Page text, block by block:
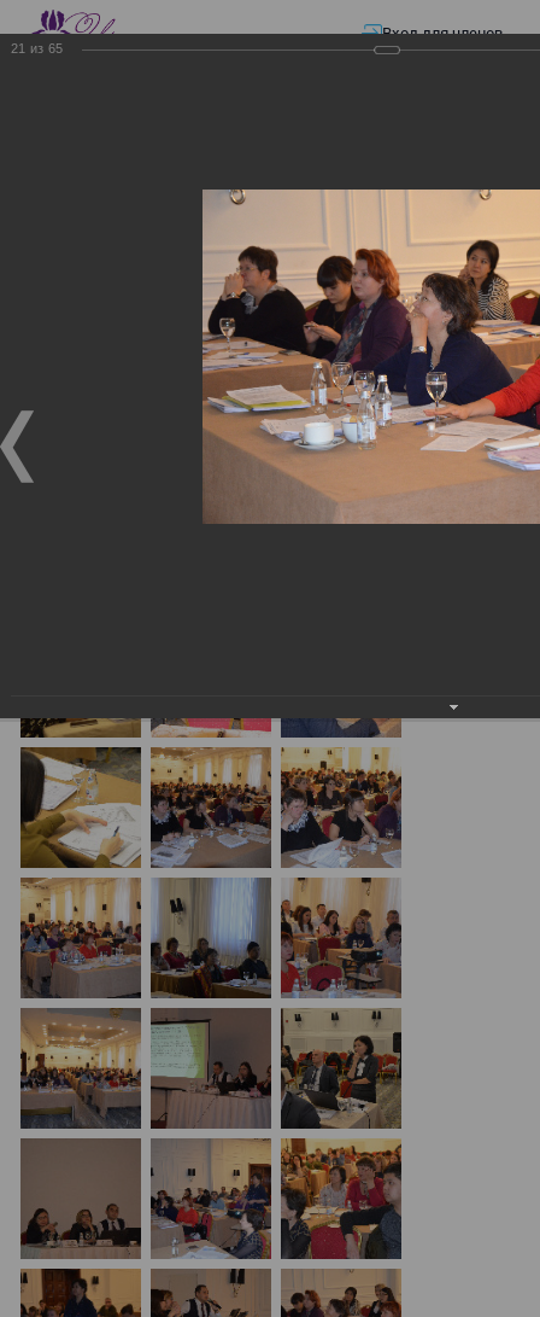
Вход для членов
Электронные счета-фактуры
Электронные счета-
Электронные счета-фактуры
Семинар "Информационная система электронных
счетов-фактур"
21 из 65